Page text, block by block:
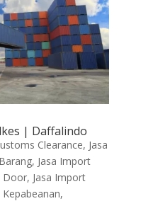
| Daffalindo
Clearance, Jasa
, Jasa Import
Door, Jasa Import
Kepabeanan,